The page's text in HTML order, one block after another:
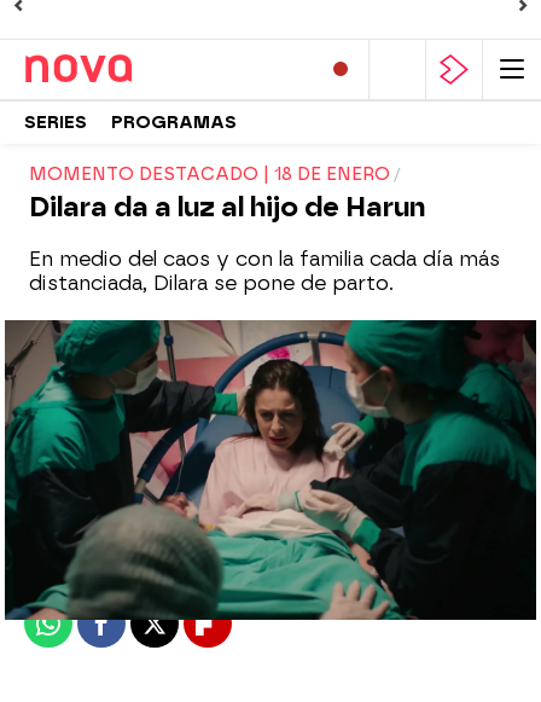
SERIES PROGRAMAS
MOMENTO DESTACADO | 18 DE ENERO
Dilara da a luz al hijo de Harun
En medio del caos y con la familia cada día más
distanciada, Dilara se pone de parto.
Nova
Madrid
Publicado:18 de enero de 2022, 22:44
WhatsappFacebook
X Flipboard